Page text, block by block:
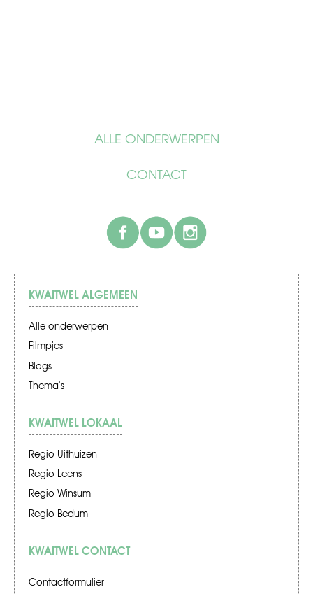
ALLE ONDERWERPEN
CONTACT
facebook
KWAITWEL ALGEMEEN
Alle onderwerpen
Filmpjes
Blogs
Thema's
KWAITWEL LOKAAL
Regio Uithuizen
Regio Leens
Regio Winsum
Regio Bedum
KWAITWEL CONTACT
Contactformulier